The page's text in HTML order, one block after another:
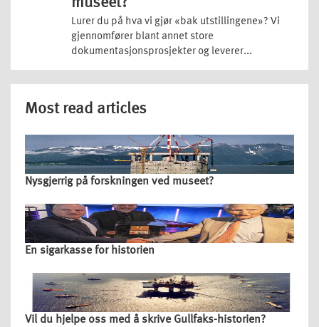
Lurer du på hva vi gjør «bak utstillingene»? Vi
gjennomfører blant annet store
dokumentasjonsprosjekter og leverer...
Most read articles
Nysgjerrig på forskningen ved museet?
En sigarkasse for historien
Vil du hjelpe oss med å skrive Gullfaks-historien?